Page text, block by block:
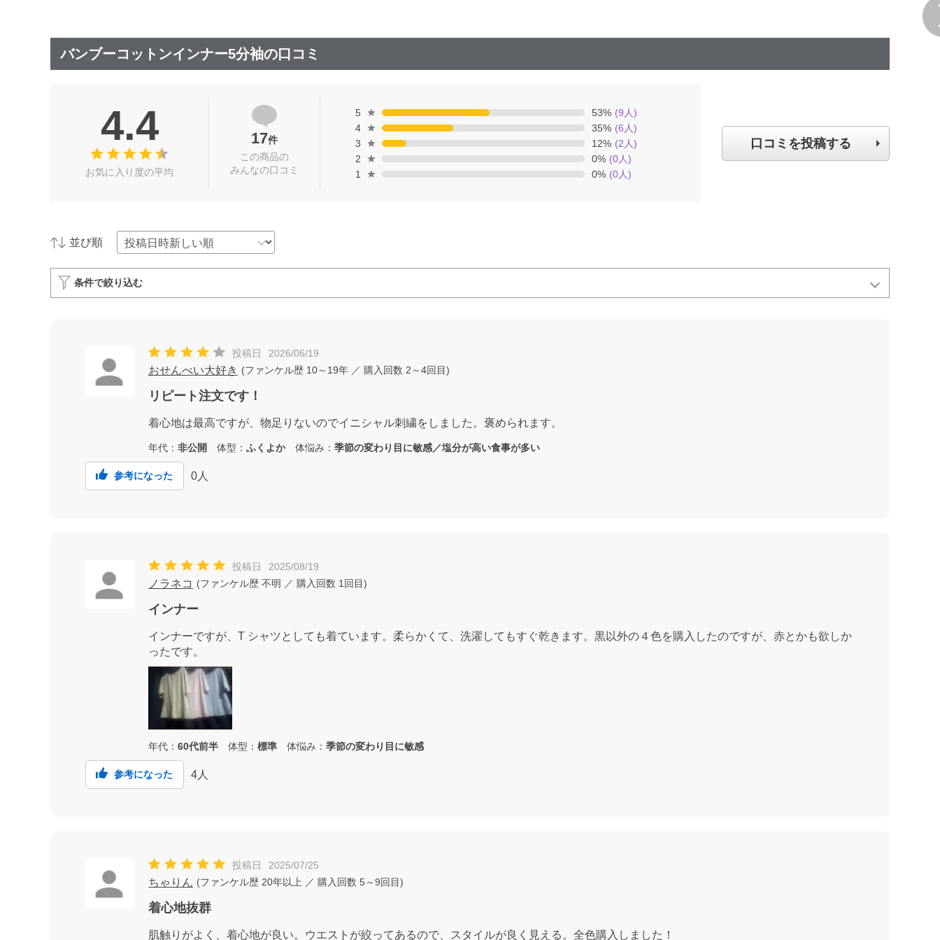
バンブーコットンインナー5分袖の口コミ
4.4
お気に入り度の平均
17件
この商品の
みんなの口コミ
5 53% (9 人)
4
35% (6 人)
3
12% (2 人)
2
0% (0人)
1
0% (0人)
口コミを投稿する
並び順
条件で絞り込む
投稿日 2026/06/19
おせんべい大好き (ファンケル歴 10～19年 ／ 購入回数 2～4回目)
リピート注文です！
着心地は最高ですが、物足りないのでイニシャル刺繍をしました。褒められます。
年代： 非公開 体型： ふくよか体悩み： 季節の変わり目に敏感／塩分が高い食事が多い
参考になった 0 人
投稿日 2025/08/19
ノラネコ (ファンケル歴 不明 ／ 購入回数 1回目)
インナー
インナーですが、T シャツとしても着ています。柔らかくて、洗濯してもすぐ乾きます。黒以外の４色を購入したのですが、赤とかも欲しか
ったです。
年代： 60代前半 体型： 標準 体悩み： 季節の変わり目に敏感
参考になった 4 人
投稿日 2025/07/25
ちゃりん (ファンケル歴 20年以上 ／ 購入回数 5～9回目)
着心地抜群
肌触りがよく、着心地が良い。ウエストが絞ってあるので、スタイルが良く見える。全色購入しました！